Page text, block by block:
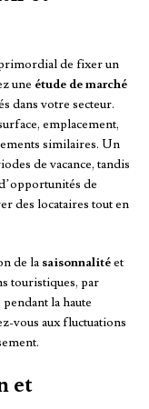
de fixer un
une étude de marché
dans votre secteur.
emplacement,
similaires. Un
de vacance, tandis
de
des locataires tout en
de la saisonnalitéet
touristiques, par
la haute
vous aux fluctuations
et